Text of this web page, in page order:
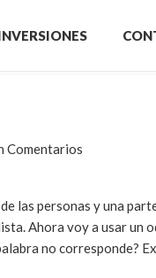
Comentarios
las personas y una
Ahora voy a usar un
no corresponde?